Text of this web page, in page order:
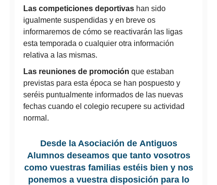
Las competiciones deportivas han sido
igualmente suspendidas y en breve os
informaremos de cómo se reactivarán las ligas
esta temporada o cualquier otra información
relativa a las mismas.
Las reuniones de promoción que estaban
previstas para esta época se han pospuesto y
seréis puntualmente informados de las nuevas
fechas cuando el colegio recupere su actividad
normal.
Desde la Asociación de Antiguos
Alumnos deseamos que tanto vosotros
como vuestras familias estéis bien y nos
ponemos a vuestra disposición para lo